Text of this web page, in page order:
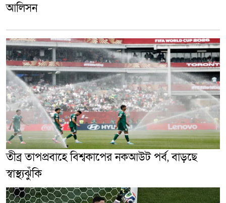
আলিসন
তীব্র তাপপ্রবাহে বিশ্বকাপের নকআউট পর্ব, বাড়ছে
স্বাস্থ্যঝুঁকি